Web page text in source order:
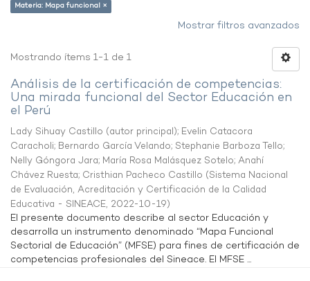
Materia: Mapa funcional ×
Mostrar filtros avanzados
Mostrando ítems 1-1 de 1
Análisis de la certificación de competencias:
Una mirada funcional del Sector Educación en
el Perú
Lady Sihuay Castillo (autor principal); Evelin Catacora
Caracholi; Bernardo García Velando; Stephanie Barboza Tello;
Nelly Góngora Jara; María Rosa Malásquez Sotelo; Anahí
Chávez Ruesta; Cristhian Pacheco Castillo (Sistema Nacional
de Evaluación, Acreditación y Certificación de la Calidad
Educativa - SINEACE, 2022-10-19)
El presente documento describe al sector Educación y
desarrolla un instrumento denominado “Mapa Funcional
Sectorial de Educación” (MFSE) para fines de certificación de
competencias profesionales del Sineace. El MFSE ...